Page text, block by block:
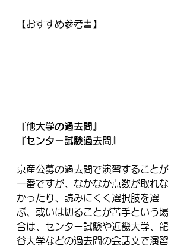
【おすすめ参考書】
『他大学の過去問』
『センター試験過去問』
京産公募の過去問で演習することが
一番ですが、なかなか点数が取れな
かったり、読みにくく選択肢を選
ぶ、或いは切ることが苦手という場
合は、センター試験や近畿大学、龍
谷大学などの過去問の会話文で演習